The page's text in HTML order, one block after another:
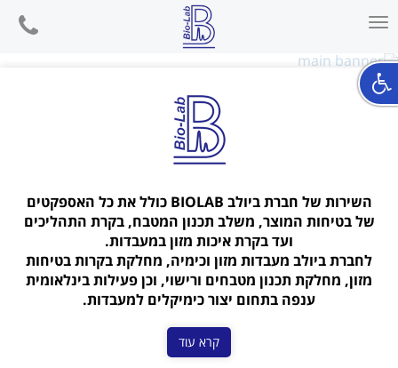
Toggle
phone קרא עוד
השירות של חברת ביולב BIOLAB כולל את כל האספקטים
של בטיחות המוצר, משלב תכנון המטבח, בקרת התהליכים
ועד בקרת איכות מזון במעבדות.
לחברת ביולב מעבדות מזון וכימיה, מחלקת בקרות בטיחות
מזון, מחלקת תכנון מטבחים ורישוי, וכן פעילות בינלאומית
ענפה בתחום יצור כימיקלים למעבדות.
קרא עוד